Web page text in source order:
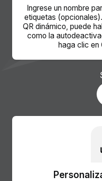
Ingrese un nombre
etiquetas
QR dinámico, puede
como la
haga clic en